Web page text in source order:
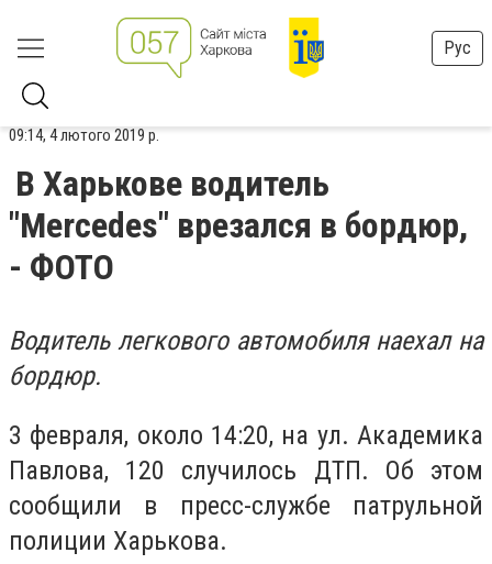
Рус
09:14, 4 лютого 2019 р.
В Харькове водитель
"Mercedes" врезался в бордюр,
- ФОТО
Водитель легкового автомобиля наехал на
бордюр.
3 февраля, около 14:20, на ул. Академика
Павлова, 120 случилось ДТП. Об этом
сообщили в пресс-службе патрульной
полиции Харькова.